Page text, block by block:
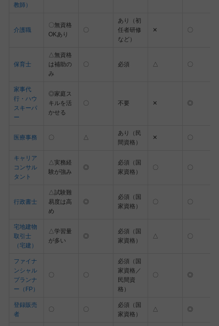
教師）
介護職
〇無資格
OKあり
〇
あり（初
任者研修
など）
✕ 〇
保育士
△無資格
は補助の
み
〇 必須 △ 〇
家事代
行・ハウ
スキーパ
ー
◎家庭ス
キルを活
かせる
〇 不要 ✕ ◎
医療事務 〇 △
あり（民
間資格）
✕ 〇
キャリア
コンサル
タント
△実務経
験が強み
◎
必須（国
家資格）
〇 〇
行政書士
△試験難
易度は高
め
◎
必須（国
家資格）
〇 〇
宅地建物
取引士
（宅建）
△学習量
が多い
◎
必須（国
家資格）
△ 〇
ファイナ
ンシャル
プランナ
ー（FP）
〇 〇
必須（国
家資格／
民間資
格）
〇 ◎
登録販売
者
〇 〇
必須（国
家資格）
△ ◎